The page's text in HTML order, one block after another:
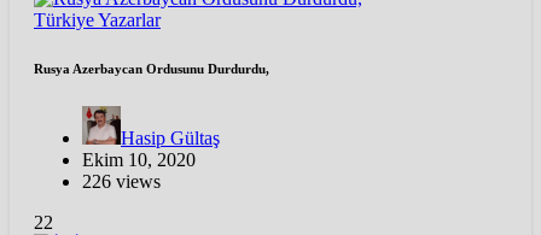
TürkiyeYazarlar
Rusya Azerbaycan Ordusunu Durdurdu,
Hasip Gültaş
Ekim 10, 2020
226 views
22